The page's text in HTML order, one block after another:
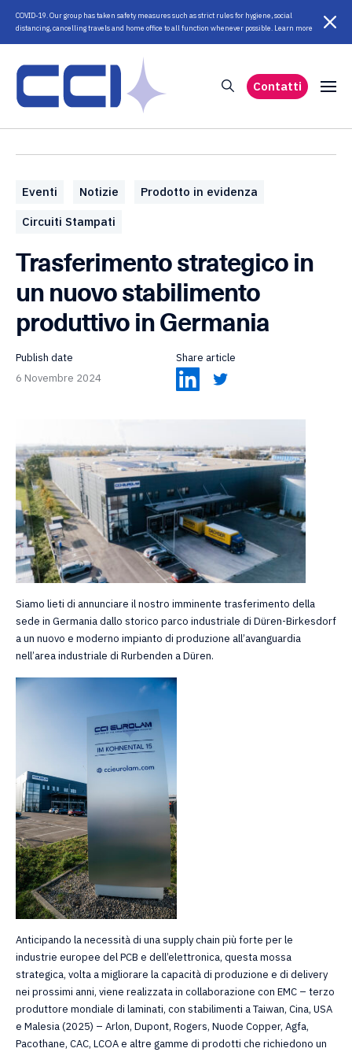
COVID-19. Our group has taken safety measures such as strict rules for hygiene, social
distancing, cancelling travels and home office to all function whenever possible. Learn more
Contatti
Eventi Notizie
Prodotto in evidenza
Circuiti Stampati
Trasferimento strategico in
un nuovo stabilimento
produttivo in Germania
Publish date
6 Novembre 2024
Share article
Siamo lieti di annunciare il nostro imminente trasferimento della
sede in Germania dallo storico parco industriale di Düren-Birkesdorf
a un nuovo e moderno impianto di produzione all’avanguardia
nell’area industriale di Rurbenden a Düren.
Anticipando la necessità di una supply chain più forte per le
industrie europee del PCB e dell’elettronica, questa mossa
strategica, volta a migliorare la capacità di produzione e di delivery
nei prossimi anni, viene realizzata in collaborazione con EMC – terzo
produttore mondiale di laminati, con stabilimenti a Taiwan, Cina, USA
e Malesia (2025) – Arlon, Dupont, Rogers, Nuode Copper, Agfa,
Pacothane, CAC, LCOA e altre gamme di prodotti che richiedono un